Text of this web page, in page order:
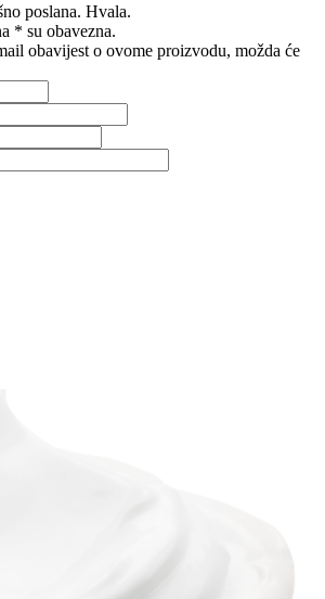
poslana. Hvala.
* su obavezna.
obavijest o ovome proizvodu, možda će